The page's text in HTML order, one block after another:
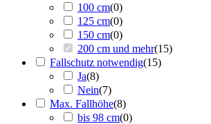
100 cm(0)
125 cm(0)
150 cm(0)
200 cm und mehr(15)
Fallschutz notwendig(15)
Ja(8)
Nein(7)
Max. Fallhöhe(8)
bis 98 cm(0)